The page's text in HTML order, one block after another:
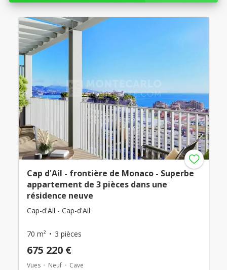
Cap d'Ail - frontière de Monaco - Superbe
appartement de 3 pièces dans une
résidence neuve
Cap-d'Ail - Cap-d'Ail
70 m² 3 pièces
675 220 €
Vues Neuf Cave